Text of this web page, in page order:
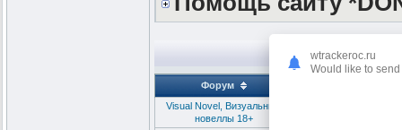
Форум
Visual Novel, Визуальные
новеллы 18+
wtrackeroc.ru
Would like to